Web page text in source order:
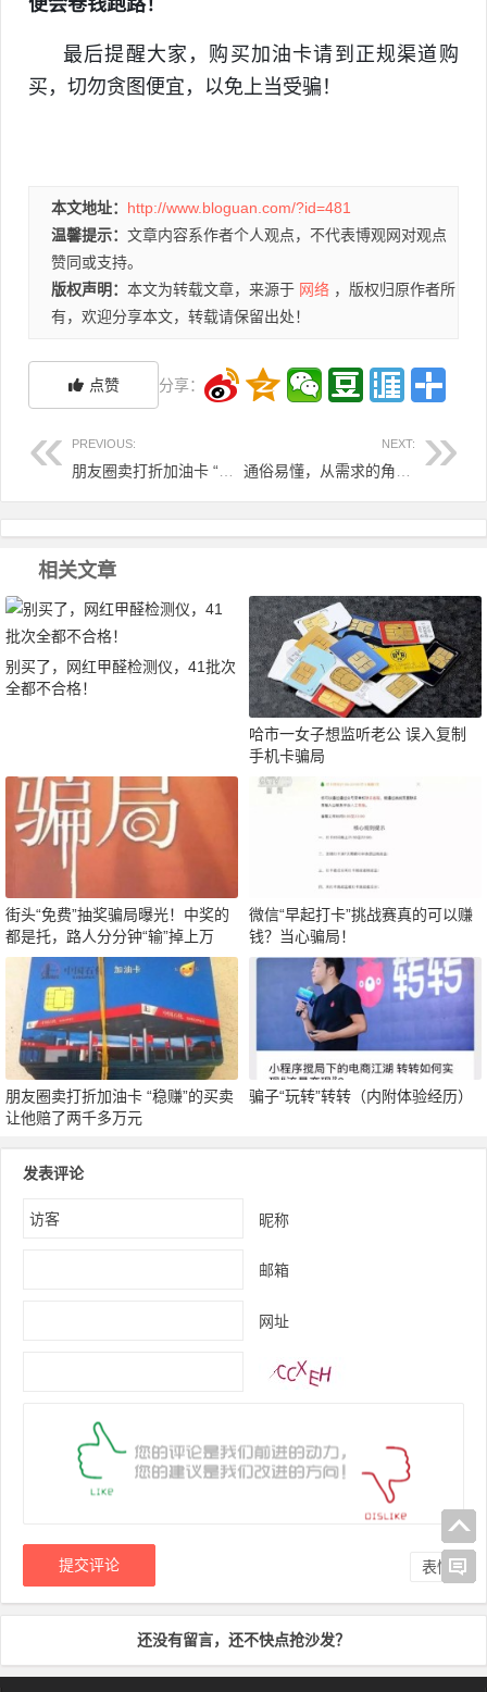
最后提醒大家，购买加油卡请到正规渠道购
买，切勿贪图便宜，以免上当受骗！
本文地址： http://www.bloguan.com/?id=481
温馨提示： 文章内容系作者个人观点，不代表博观网对观点
赞同或支持。
版权声明： 本文为转载文章，来源于 网络 ，版权归原作者所
有，欢迎分享本文，转载请保留出处！
点赞 分享：
PREVIOUS: NEXT:
相关文章
别买了，网红甲醛检测仪，41批次
全都不合格！
哈市一女子想监听老公 误入复制
手机卡骗局
街头“免费”抽奖骗局曝光！中奖的
都是托，路人分分钟“输”掉上万
元！
微信“早起打卡”挑战赛真的可以赚
钱？当心骗局！
朋友圈卖打折加油卡 “稳赚”的买卖
让他赔了两千多万元
骗子“玩转”转转（内附体验经历）
发表评论
昵称
邮箱
网址
表情
还没有留言，还不快点抢沙发？